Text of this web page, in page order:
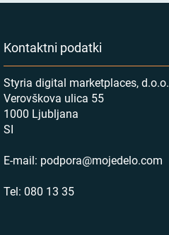
Kontaktni podatki
Styria digital marketplaces, d.o.o.
Verovškova ulica 55
1000 Ljubljana
SI
E-mail: podpora@mojedelo.com
Tel: 080 13 35